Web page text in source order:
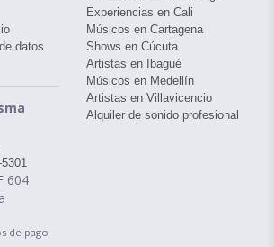
datos
604
de pago
Experiencias en Cali
Músicos en Cartagena
Shows en Cúcuta
Artistas en Ibagué
Músicos en Medellín
Artistas en Villavicencio
Alquiler de sonido profesional